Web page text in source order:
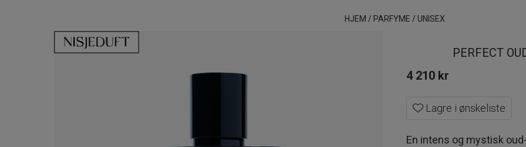
HJEM / PARFYME / UNISEX
PERFECT
4 210 kr
Lagre i ønskeliste
En intens og mystisk